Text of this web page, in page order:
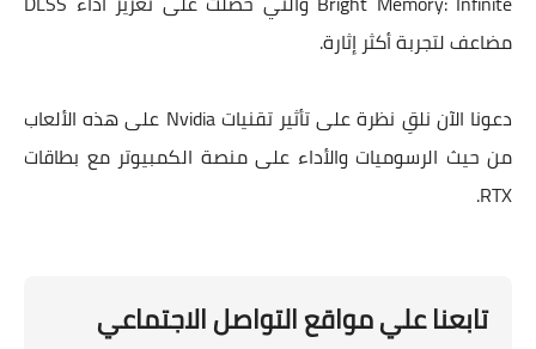
مضاعف لتجربة أكثر إثارة.
دعونا الآن نلقِ نظرة على تأثير تقنيات Nvidia على هذه الألعاب
من حيث الرسوميات والأداء على منصة الكمبيوتر مع بطاقات
RTX.
تابعنا علي مواقع التواصل الاجتماعي